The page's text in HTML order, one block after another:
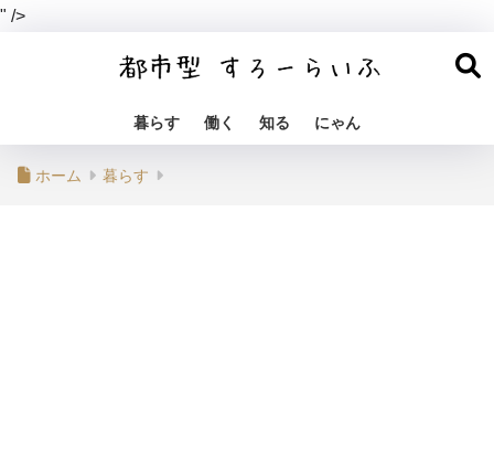
" />
暮らす 働く 知る にゃん
ホーム 暮らす